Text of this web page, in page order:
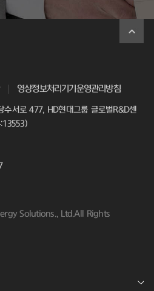
영상정보처리기기운영관리방침
수서로 477, HD현대그룹 글로벌R&D센
Solutions., Ltd.All Rights